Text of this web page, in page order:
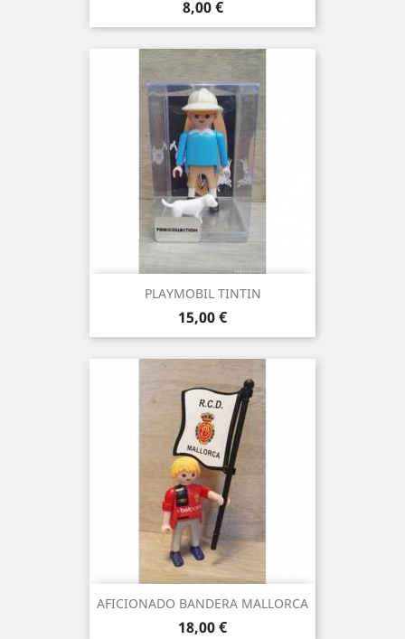
Precio
8,00 €
PLAYMOBIL TINTIN
Precio
15,00 €
AFICIONADO BANDERA MALLORCA
Precio
18,00 €